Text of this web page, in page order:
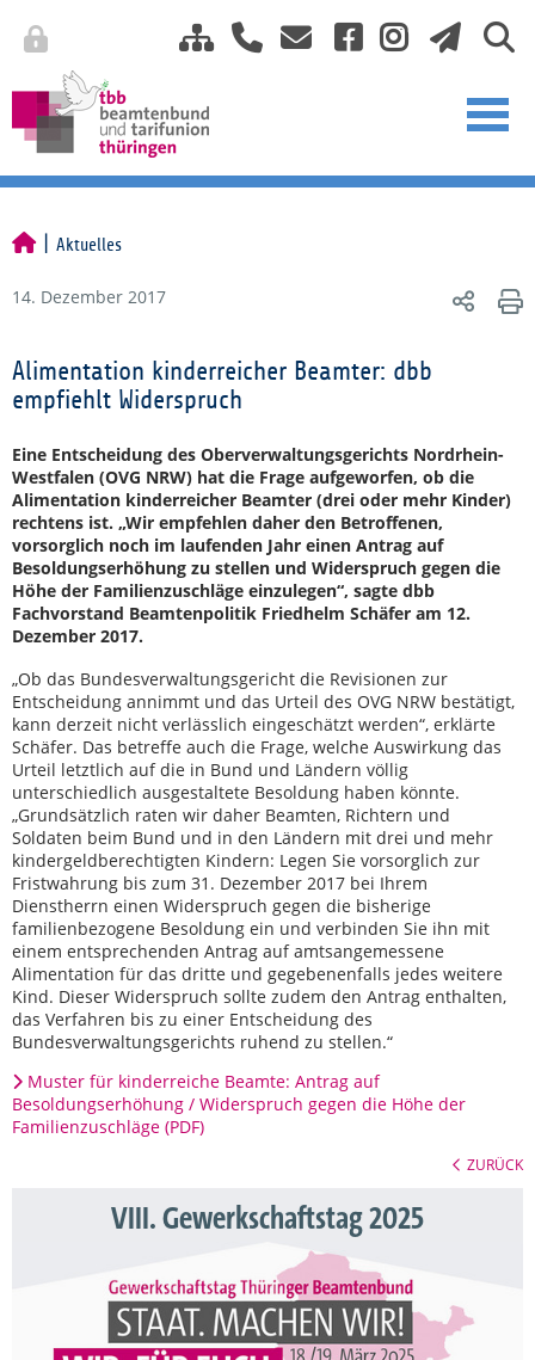
Aktuelles
14. Dezember 2017
Alimentation kinderreicher Beamter: dbb
empfiehlt Widerspruch
Eine Entscheidung des Oberverwaltungsgerichts Nordrhein-
Westfalen (OVG NRW) hat die Frage aufgeworfen, ob die
Alimentation kinderreicher Beamter (drei oder mehr Kinder)
rechtens ist. „Wir empfehlen daher den Betroffenen,
vorsorglich noch im laufenden Jahr einen Antrag auf
Besoldungserhöhung zu stellen und Widerspruch gegen die
Höhe der Familienzuschläge einzulegen“, sagte dbb
Fachvorstand Beamtenpolitik Friedhelm Schäfer am 12.
Dezember 2017.
„Ob das Bundesverwaltungsgericht die Revisionen zur
Entscheidung annimmt und das Urteil des OVG NRW bestätigt,
kann derzeit nicht verlässlich eingeschätzt werden“, erklärte
Schäfer. Das betreffe auch die Frage, welche Auswirkung das
Urteil letztlich auf die in Bund und Ländern völlig
unterschiedlich ausgestaltete Besoldung haben könnte.
„Grundsätzlich raten wir daher Beamten, Richtern und
Soldaten beim Bund und in den Ländern mit drei und mehr
kindergeldberechtigten Kindern: Legen Sie vorsorglich zur
Fristwahrung bis zum 31. Dezember 2017 bei Ihrem
Dienstherrn einen Widerspruch gegen die bisherige
familienbezogene Besoldung ein und verbinden Sie ihn mit
einem entsprechenden Antrag auf amtsangemessene
Alimentation für das dritte und gegebenenfalls jedes weitere
Kind. Dieser Widerspruch sollte zudem den Antrag enthalten,
das Verfahren bis zu einer Entscheidung des
Bundesverwaltungsgerichts ruhend zu stellen.“
Muster für kinderreiche Beamte: Antrag auf
Besoldungserhöhung / Widerspruch gegen die Höhe der
Familienzuschläge (PDF)
ZURÜCK
VIII. Gewerkschaftstag 2025